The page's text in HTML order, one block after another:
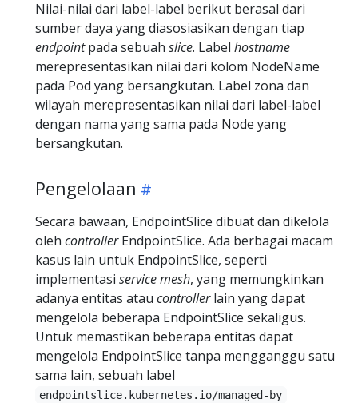
Nilai-nilai dari label-label berikut berasal dari
sumber daya yang diasosiasikan dengan tiap
endpointpada sebuah slice. Label hostname
merepresentasikan nilai dari kolom NodeName
pada Pod yang bersangkutan. Label zona dan
wilayah merepresentasikan nilai dari label-label
dengan nama yang sama pada Node yang
bersangkutan.
Pengelolaan
Secara bawaan, EndpointSlice dibuat dan dikelola
oleh controllerEndpointSlice. Ada berbagai macam
kasus lain untuk EndpointSlice, seperti
implementasi service mesh, yang memungkinkan
adanya entitas atau controllerlain yang dapat
mengelola beberapa EndpointSlice sekaligus.
Untuk memastikan beberapa entitas dapat
mengelola EndpointSlice tanpa mengganggu satu
sama lain, sebuah label
endpointslice.kubernetes.io/managed-by